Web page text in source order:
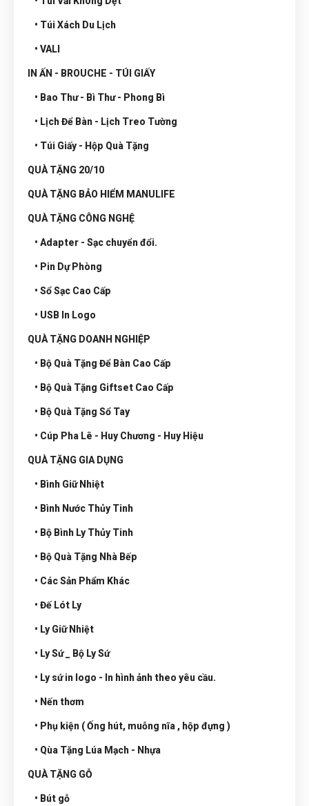
• Túi Xách Du Lịch
• VALI
IN ẤN - BROUCHE - TÚI GIẤY
• Bao Thư - Bì Thư - Phong Bì
• Lịch Để Bàn - Lịch Treo Tường
• Túi Giấy - Hộp Quà Tặng
QUÀ TẶNG 20/10
QUÀ TẶNG BẢO HIỂM MANULIFE
QUÀ TẶNG CÔNG NGHỆ
• Adapter - Sạc chuyển đổi.
• Pin Dự Phòng
• Sổ Sạc Cao Cấp
• USB In Logo
QUÀ TẶNG DOANH NGHIỆP
• Bộ Quà Tặng Để Bàn Cao Cấp
• Bộ Quà Tặng Giftset Cao Cấp
• Bộ Quà Tặng Sổ Tay
• Cúp Pha Lê - Huy Chương - Huy Hiệu
QUÀ TẶNG GIA DỤNG
• Bình Giữ Nhiệt
• Bình Nước Thủy Tinh
• Bộ Bình Ly Thủy Tinh
• Bộ Quà Tặng Nhà Bếp
• Các Sản Phẩm Khác
• Đế Lót Ly
• Ly Giữ Nhiệt
• Ly Sứ _ Bộ Ly Sứ
• Ly sứ in logo - In hình ảnh theo yêu cầu.
• Nến thơm
• Phụ kiện ( Ống hút, muỗng nĩa , hộp đựng )
• Qùa Tặng Lúa Mạch - Nhựa
QUÀ TẶNG GỖ
• Bút gỗ